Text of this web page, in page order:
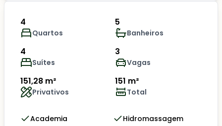
4
Quartos
5
Banheiros
4
Suítes
3
Vagas
151,28 m²
Privativos
151 m²
Total
Academia
Hidromassagem